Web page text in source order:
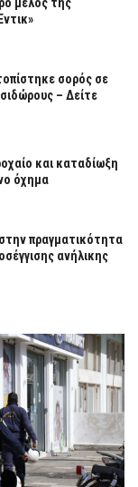
σορός σε
– Δείτε
και καταδίωξη
όχημα
πραγματικότητα
ανήλικης